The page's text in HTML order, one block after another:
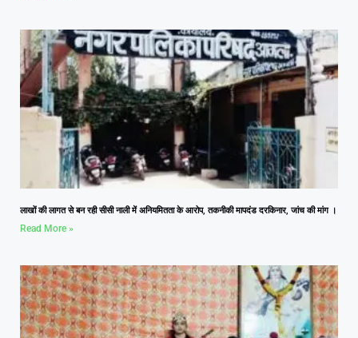
लाखों की लागत से बन रही सीसी नाली में अनियमितता के आरोप, तकनीकी मापदंड दरकिनार, जांच की मांग ।
Read More »